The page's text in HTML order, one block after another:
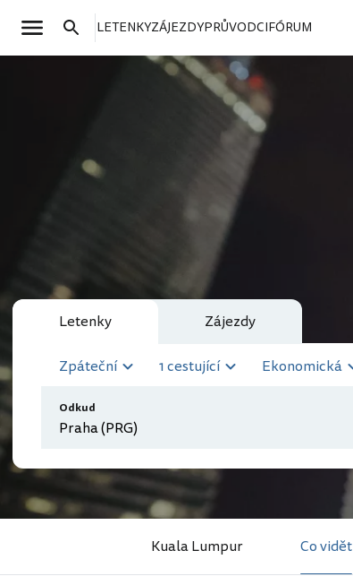
LETENKYZÁJEZDYPRŮVODCIFÓRUM
Letenky Zájezdy
Zpáteční 1 cestující Ekonomická
Odkud
Kuala Lumpur Co vidět